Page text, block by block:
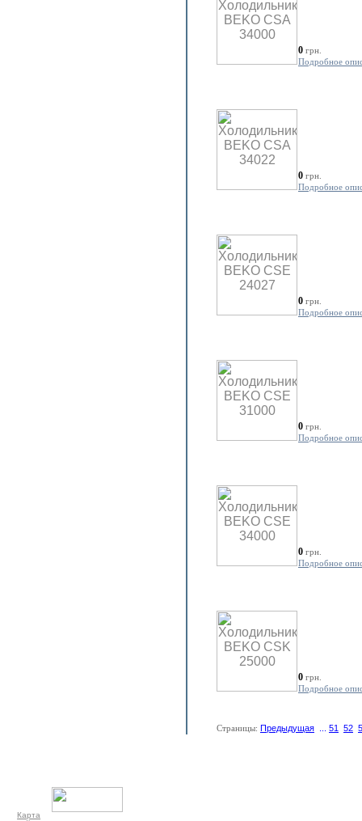
0 грн.
Подробное
0 грн.
Подробное
0 грн.
Подробное
0 грн.
Подробное
0 грн.
Подробное
0 грн.
Подробное
Страницы: Предыдущая 51 52
Карта